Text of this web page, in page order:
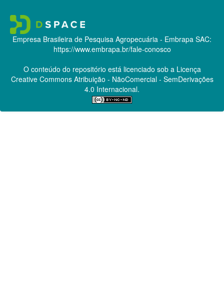
Empresa Brasileira de Pesquisa Agropecuária - Embrapa SAC:
https://www.embrapa.br/fale-conosco
O conteúdo do repositório está licenciado sob a Licença
Creative CommonsAtribuição - NãoComercial - SemDerivações
4.0 Internacional.